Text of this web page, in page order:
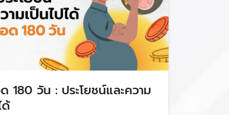
180 วัน : ประโยชน์และความ
ด้